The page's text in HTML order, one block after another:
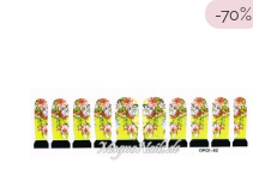
-70%